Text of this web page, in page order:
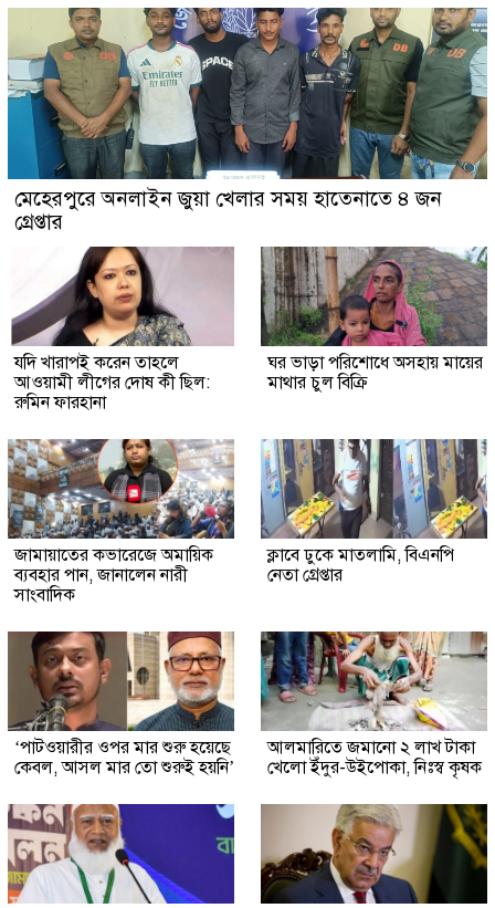
মেহেরপুরে অনলাইন জুয়া খেলার সময় হাতেনাতে ৪ জন
গ্রেপ্তার
যদি খারাপই করেন তাহলে
আওয়ামী লীগের দোষ কী ছিল:
রুমিন ফারহানা
ঘর ভাড়া পরিশোধে অসহায় মায়ের
মাথার চুল বিক্রি
জামায়াতের কভারেজে অমায়িক
ব্যবহার পান, জানালেন নারী
সাংবাদিক
ক্লাবে ঢুকে মাতলামি, বিএনপি
নেতা গ্রেপ্তার
‘পাটওয়ারীর ওপর মার শুরু হয়েছে
কেবল, আসল মার তো শুরুই হয়নি’
আলমারিতে জমানো ২ লাখ টাকা
খেলো ইঁদুর-উইপোকা, নিঃস্ব কৃষক